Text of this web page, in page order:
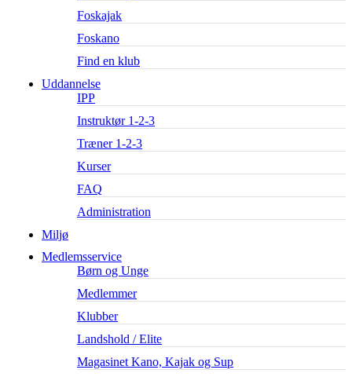
Foskajak
Foskano
Find en klub
Uddannelse
IPP
Instruktør 1-2-3
Træner 1-2-3
Kurser
FAQ
Administration
Miljø
Medlemsservice
Børn og Unge
Medlemmer
Klubber
Landshold / Elite
Magasinet Kano, Kajak og Sup